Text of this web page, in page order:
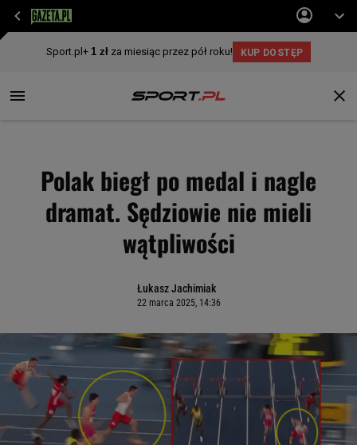
Polak biegł po medal i nagle
dramat. Sędziowie nie mieli
wątpliwości
Łukasz Jachimiak
22 marca 2025, 14:36